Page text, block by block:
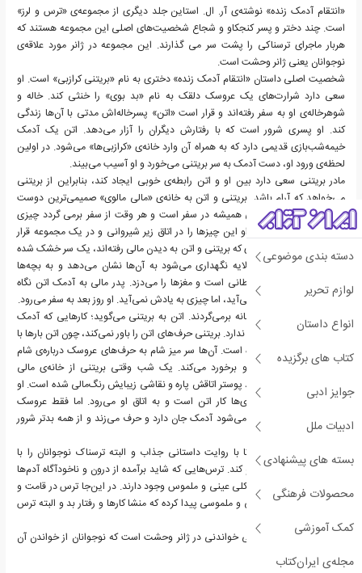
دسته بندی موضوعی
لوازم تحریر
انواع داستان
کتاب های برگزیده
جوایز ادبی
ادبیات ملل
بسته های پیشنهادی
محصولات فرهنگی
کمک آموزشی
مجله‌ی ایران‌کتاب
«انتقام آدمک زنده» نوشته‌ی آر. ال. استاین جلد دیگری از مجموعه‌ی «ترس و لرز»
است. چند دختر و پسر کنجکاو و شجاع شخصیت‌های اصلی این مجموعه هستند که
هربار ماجرای ترسناکی را پشت سر می گذارند. این مجموعه در ژانر مورد علاقه‌ی
نوجوانان یعنی ژانر وحشت است.
شخصیت اصلی داستان «انتقام آدمک زنده» دختری به نام «بریتنی کرازبی» است. او
سعی دارد شرارت‌های یک عروسک دلقک به نام «بد بوی» را خنثی کند. خاله و
شوهرخاله‌ی او به سفر رفته‌اند و قرار است «اتن» پسرخاله‌اش مدتی با آن‌ها زندگی
کند. او پسری شرور است که با رفتارش دیگران را آزار می‌دهد. اتن یک آدمک
خیمه‌شب‌بازی قدیمی دارد که به همراه آن وارد خانه‌ی «کرازبی‌ها» می‌شود. در اولین
لحظه‌ی ورود او، دست آدمک به سر بریتنی می‌خورد و او آسیب می‌بیند.
مادر بریتنی سعی دارد بین او و اتن رابطه‌ی خوبی ایجاد کند، بنابراین از بریتنی
می‌خواهد که آرام باشد. بریتنی و اتن به خانه‌ی «مالی مالوی» صمیمی‌ترین دوست
بریتنی می‌روند. پدر مالی همیشه در سفر است و هر وقت از سفر برمی گردد چیزی
عجیب به خانه می‌آورد. او این چیزها را در اتاق زیر شیروانی و در یک مجموعه‌ قرار
می‌دهد. پدر مالی در روزی که بریتنی و اتن به دیدن مالی رفته‌اند، یک سر خشک شده
را که توی شیشه‌ای سه لایه نگهداری می‌شود به آن‌ها نشان می‌دهد و به بچه‌ها
می‌گوید این یک سر شیطانی است و مغزها را می‌دزد. پدر مالی به آدمک اتن نگاه
می‌کند و به نظرش آشنا می‌آید، اما چیزی به یادش نمی‌آید. او روز بعد به سفر می‌رود.
وقتی بریتنی و اتن به خانه برمی‌گردند. اتن به بریتنی می‌گوید؛ کارهایی که آدمک
انجام می‌دهد ربطی به او ندارد. بریتنی حرف‌های اتن را باور نمی‌کند، چون اتن بارها با
دروغ‌هایش او را گول زده است. آن‌ها سر میز شام به حرف‌های عروسک درباره‌ی شام
می‌خندند و مادرش با او برخورد می‌کند. یک شب وقتی بریتنی از خانه‌ی مالی
برمی‌گردد، متوجه می‌شود پوستر اتاقش پاره و نقاشی زیبایش رنگ‌مالی شده است. او
فکر می‌کند این خراب‌کاری‌ها کار اتن است و به اتاق او می‌رود. اما فقط عروسک
آن‌جاست. بریتنی متوجه می‌شود آدمک جان دارد و حرف می‌زند و از همه بدتر شرور
است.
نویسنده کوشیده است تا با روایت داستانی جذاب و البته ترسناک نوجوانان را با
ترس‌هایی ناشناخته روبرو کند. ترس‌هایی که شاید برآمده از درون و ناخودآگاه آدم‌ها
باشند که در داستان به شکلی عینی و ملموس وجود دارند. در این‌جا ترس در قامت و
شکل آدمکی صورتی عینی و ملموسی پیدا کرده که منشا کارها و رفتار بد و البته ترس
قهرمان داستان است.
«انتقام آدمک زنده» رمانی خواندنی در ژانر وحشت است که نوجوانان از خواندن آن
لذت می‌برند.